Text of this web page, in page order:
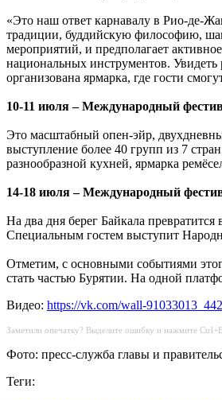
«Это наш ответ карнавалу в Рио-де-
традиции, буддийскую философию,
мероприятий, и предполагает
национальных инструментов.
организована ярмарка, где гости
10-11 июля – Международный
Это масштабный опен-эйр,
выступление более 40 групп из 7
разнообразной кухней, ярмарка
14-18 июля – Международный
На два дня берег Байкала превратится
Специальным гостем выступит
Отметим, с основными событиями
стать частью Бурятии. На одной
Видео: https://vk.com/wall-
Заметили опечатку? Выделите ошибку и нажмите
Фото: пресс-служба главы и
Теги: